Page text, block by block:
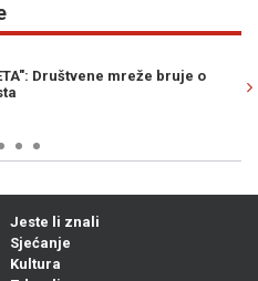
PA OTKRIO JEZIVA VRATA U
je pravi horor
Jeste li znali
Sjećanje
Kultura